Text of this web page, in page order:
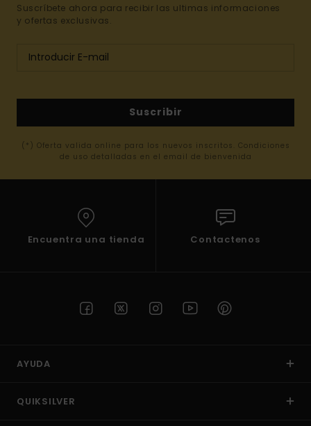
Suscríbete ahora para recibir las ultimas informaciones
y ofertas exclusivas.
Suscribir
(*) Oferta valida online para los nuevos inscritos. Condiciones
de uso detalladas en el email de bienvenida
Encuentra una tienda Contactenos
AYUDA
QUIKSILVER